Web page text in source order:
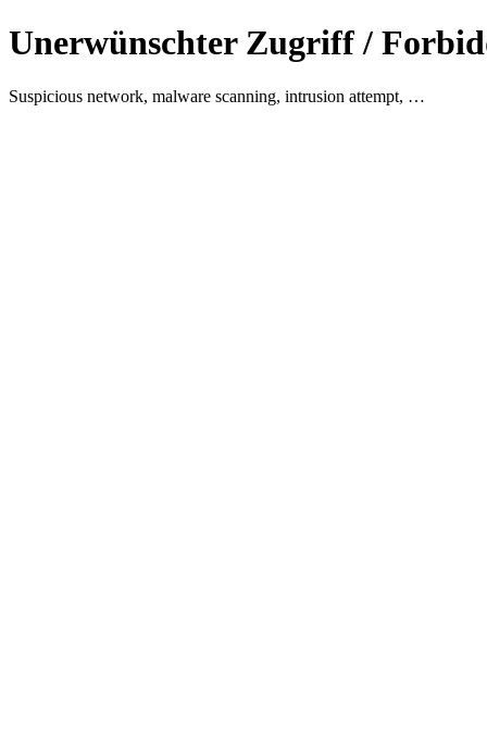
Unerwünschter Zugriff /
Suspicious network, malware scanning, intrusion attempt, …